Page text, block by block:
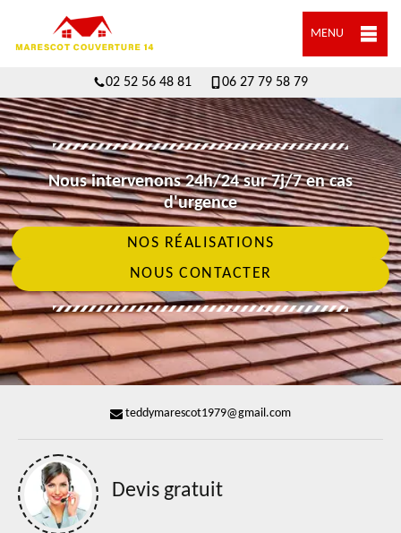
MENU
02 52 56 48 81 06 27 79 58 79
Nous intervenons 24h/24 sur 7j/7 en cas
d'urgence
NOS RÉALISATIONS
NOUS CONTACTER
teddymarescot1979@gmail.com
Devis gratuit